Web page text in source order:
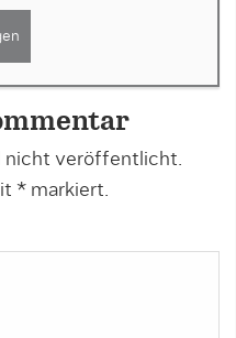
nicht veröffentlicht.
* markiert.